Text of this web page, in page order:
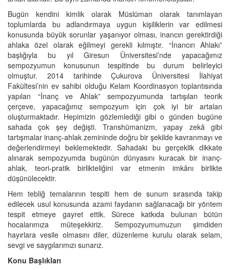
Bugün kendini kimlik olarak Müslüman olarak tanımlayan
toplumlarda bu adlandırmaya uygun kişiliklerin var edilmesi
konusunda büyük sorunlar yaşanıyor olması, inancın gerektirdiği
ahlaka özel olarak eğilmeyi gerekli kılmıştır. “İnancın Ahlakı”
başlığıyla bu yıl Giresun Üniversitesi’nde yapacağımız
sempozyumun konusunun tespitinde bu durum belirleyici
olmuştur. 2014 tarihinde Çukurova Üniversitesi İlahiyat
Fakültesi’nin ev sahibi olduğu Kelam Koordinasyon toplantısında
yapılan “İnanç ve Ahlak” sempozyumunda tartışılan teorik
çerçeve, yapacağımız sempozyum için çok iyi bir artalan
oluşturmaktadır. Hepimizin gözlemlediği gibi o günden bugüne
sahada çok şey değişti. Transhümanizm, yapay zekâ gibi
tartışmalar inanç-ahlak zemininde doğru bir şekilde kavranmayı ve
değerlendirmeyi beklemektedir. Sahadaki bu gerçeklik dikkate
alınarak sempozyumda bugünün dünyasını kuracak bir inanç-
ahlak, teori-pratik birlikteliğini var etmenin imkânı birlikte
düşünülecektir.
Hem tebliğ temalarının tespiti hem de sunum sırasında takip
edilecek usul konusunda azami faydanın sağlanacağı bir yöntem
tespit etmeye gayret ettik. Sürece katkıda bulunan bütün
hocalarımıza müteşekkiriz. Sempozyumumuzun şimdiden
hayırlara vesile olmasını diler, düzenleme kurulu olarak selam,
sevgi ve saygılarımızı sunarız.
Konu Başlıkları